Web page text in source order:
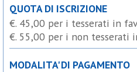
QUOTA DI ISCRIZIONE
€. 45,00 per i tesserati in
€. 55,00 per i non tesserati
MODALITA' DI PAGAMENTO